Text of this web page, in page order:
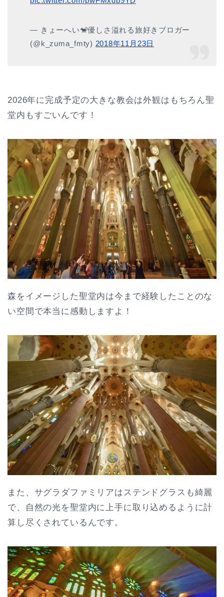
— きょーへい🐒優しさ溢れる旅好きブロガー
(@k_zuma_fmty) 2018年11月23日
2026年に完成予定の大きな教会は外観はもちろん聖
堂内もすごいんです！
森をイメージした聖堂内は今まで経験したことのな
い空間で本当に感動しますよ！
また、サグラダファミリアはステンドグラスも綺麗
で、自然の光を聖堂内に上手に取り込めるように計
算し尽くされているんです。